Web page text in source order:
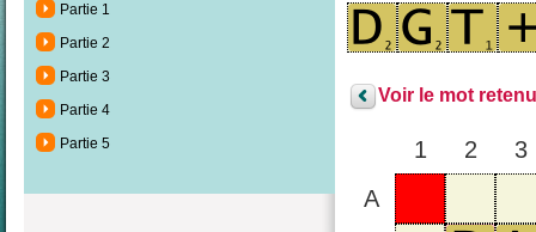
Partie 1
Partie 2
Partie 3
Partie 4
Partie 5
Voir le mot
1 2
3
A